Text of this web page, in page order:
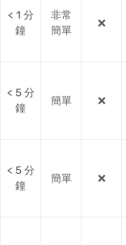
< 1 分
鐘
非常
簡單
❌
< 5 分
鐘
簡單 ❌
< 5 分
鐘
簡單 ❌